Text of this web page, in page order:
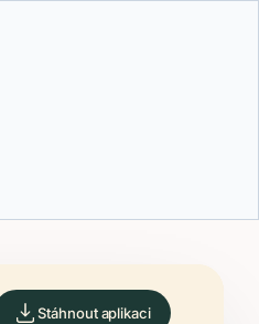
Stáhnout aplikaci